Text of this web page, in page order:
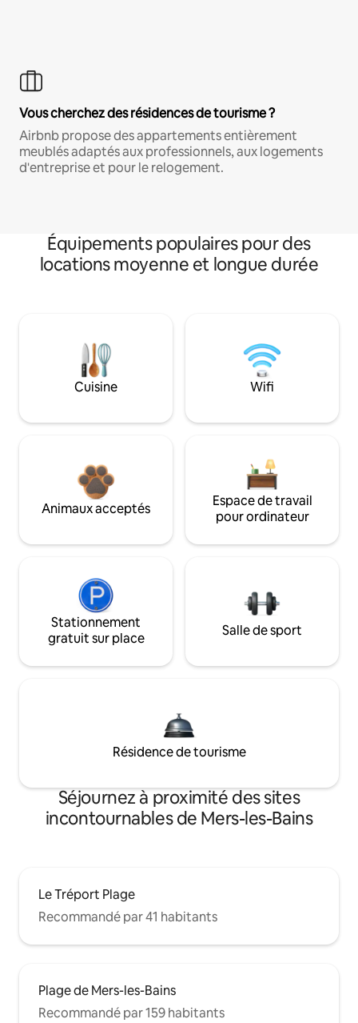
Vous cherchez des résidences de tourisme ?
Airbnb propose des appartements entièrement
meublés adaptés aux professionnels, aux logements
d'entreprise et pour le relogement.
Équipements populaires pour des
locations moyenne et longue durée
Cuisine Wifi
Animaux acceptés
Espace de travail
pour ordinateur
Stationnement
gratuit sur place
Salle de sport
Résidence de tourisme
Séjournez à proximité des sites
incontournables de Mers-les-Bains
Le Tréport Plage
Recommandé par 41 habitants
Plage de Mers-les-Bains
Recommandé par 159 habitants